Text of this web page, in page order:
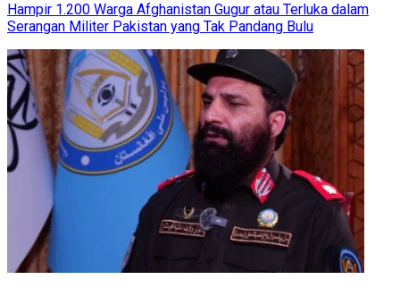
Hampir 1.200 Warga Afghanistan Gugur atau Terluka dalam
Serangan Militer Pakistan yang Tak Pandang Bulu